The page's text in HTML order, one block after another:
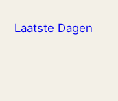
naar
Laatste Dagen